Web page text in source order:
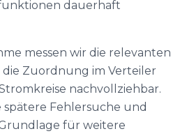
dauerhaft
messen wir die relevanten
Zuordnung im Verteiler
nachvollziehbar.
spätere Fehlersuche und
für weitere